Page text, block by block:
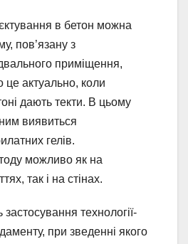
в бетон можна
пов’язану з
приміщення,
актуально, коли
дають текти. В цьому
виявиться
гелів.
можливо як на
так і на стінах.
технології-
при зведенні якого